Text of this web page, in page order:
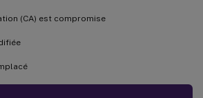
(CA) est compromise